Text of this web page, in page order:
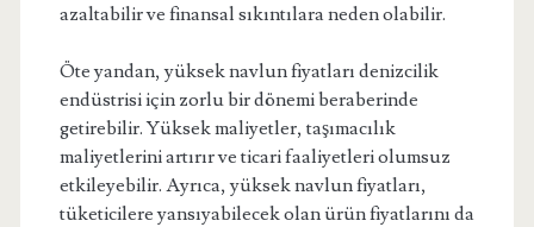
azaltabilir ve finansal sıkıntılara neden olabilir.
Öte yandan, yüksek navlun fiyatları denizcilik
endüstrisi için zorlu bir dönemi beraberinde
getirebilir. Yüksek maliyetler, taşımacılık
maliyetlerini artırır ve ticari faaliyetleri olumsuz
etkileyebilir. Ayrıca, yüksek navlun fiyatları,
tüketicilere yansıyabilecek olan ürün fiyatlarını da